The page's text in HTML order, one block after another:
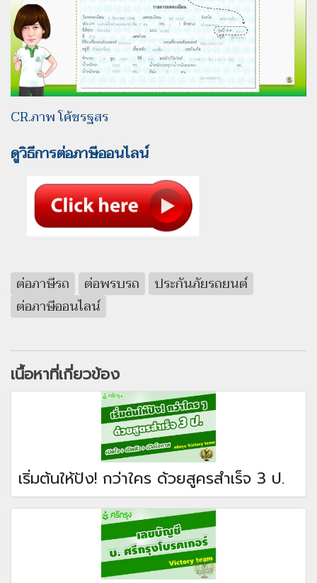
CR.ภาพ โค้ชรฐสร
ดูวิธีการต่อภาษีออนไลน์
ต่อภาษีรถ ต่อพรบรถ
ประกันภัยรถยนต์
ต่อภาษีออนไลน์
เนื้อหาที่เกี่ยวข้อง
เริ่มต้นให้ปัง! กว่าใคร ด้วยสูครสำเร็จ 3 ป.